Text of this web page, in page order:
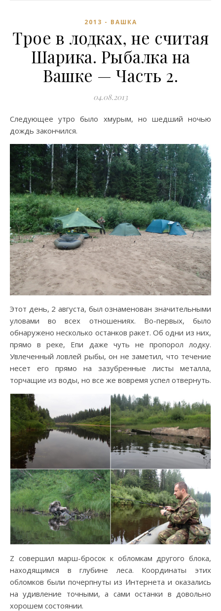
2013 - ВАШКА
Трое в лодках, не считая
Шарика. Рыбалка на
Вашке — Часть 2.
04.08.2013
Следующее утро было хмурым, но шедший ночью
дождь закончился.
Этот день, 2 августа, был ознаменован значительными
уловами во всех отношениях. Во-первых, было
обнаружено несколько останков ракет. Об одни из них,
прямо в реке, Епи даже чуть не пропорол лодку.
Увлеченный ловлей рыбы, он не заметил, что течение
несет его прямо на зазубренные листы металла,
торчащие из воды, но все же вовремя успел отвернуть.
Z совершил марш-бросок к обломкам другого блока,
находящимся в глубине леса. Координаты этих
обломков были почерпнуты из Интернета и оказались
на удивление точными, а сами останки в довольно
хорошем состоянии.